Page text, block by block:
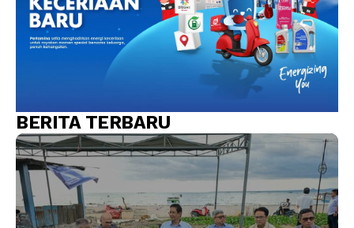
BERITA TERBARU